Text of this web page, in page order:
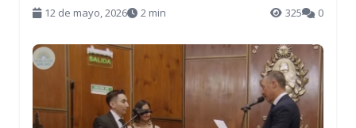
12 de mayo, 2026 2 min 325 0